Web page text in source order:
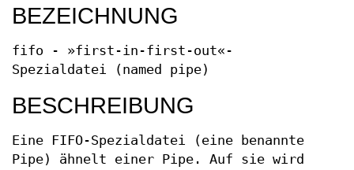
BEZEICHNUNG
fifo - »first-in-first-out«-
Spezialdatei (named pipe)
BESCHREIBUNG
Eine FIFO-Spezialdatei (eine benannte
Pipe) ähnelt einer Pipe. Auf sie wird